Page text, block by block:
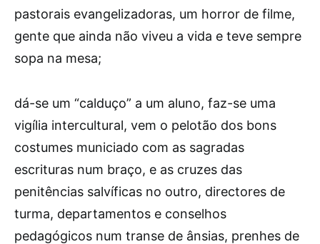
pastorais evangelizadoras, um horror de filme,
gente que ainda não viveu a vida e teve sempre
sopa na mesa;
dá-se um “calduço” a um aluno, faz-se uma
vigília intercultural, vem o pelotão dos bons
costumes municiado com as sagradas
escrituras num braço, e as cruzes das
penitências salvíficas no outro, directores de
turma, departamentos e conselhos
pedagógicos num transe de ânsias, prenhes de